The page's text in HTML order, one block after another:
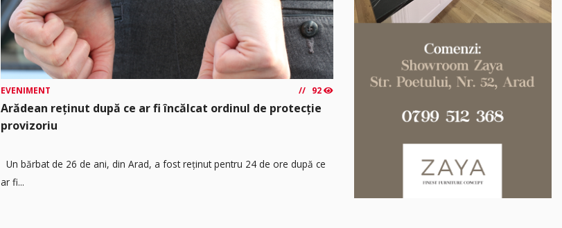
EVENIMENT 92
Arădean reținut după ce ar fi încălcat ordinul de protecție
provizoriu
Un bărbat de 26 de ani, din Arad, a fost reținut pentru 24 de ore după ce
ar fi...